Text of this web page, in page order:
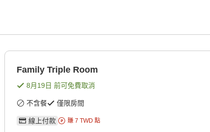
Family Triple Room
8月19日 前可免費取消
不含餐 僅限房間
線上付款 賺 7 TWD 點